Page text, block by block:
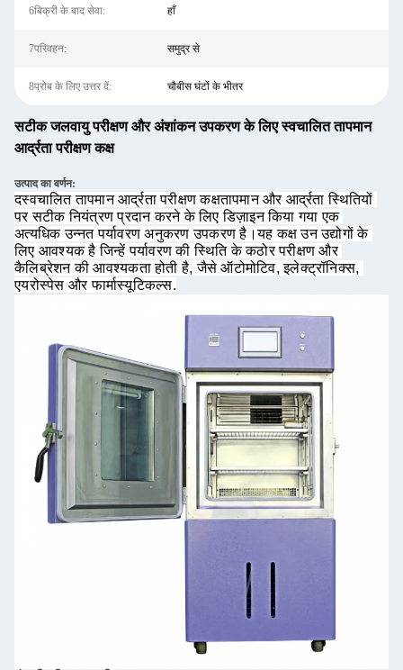
6बिक्री के बाद सेवा: हाँ
7परिवहन: समुद्र से
8प्रोब के लिए उत्तर दें: चौबीस घंटों के भीतर
सटीक जलवायु परीक्षण और अंशांकन उपकरण के लिए स्वचालित तापमान
आर्द्रता परीक्षण कक्ष
उत्पाद का वर्णन:
दस्वचालित तापमान आर्द्रता परीक्षण कक्षतापमान और आर्द्रता स्थितियों
पर सटीक नियंत्रण प्रदान करने के लिए डिज़ाइन किया गया एक
अत्यधिक उन्नत पर्यावरण अनुकरण उपकरण है।यह कक्ष उन उद्योगों के
लिए आवश्यक है जिन्हें पर्यावरण की स्थिति के कठोर परीक्षण और
कैलिब्रेशन की आवश्यकता होती है, जैसे ऑटोमोटिव, इलेक्ट्रॉनिक्स,
एयरोस्पेस और फार्मास्यूटिकल्स.